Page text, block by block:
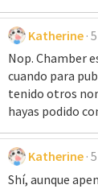
Katherine
Nop. Chamber
cuando para
tenido otros
hayas podido
Katherine
Shí, aunque